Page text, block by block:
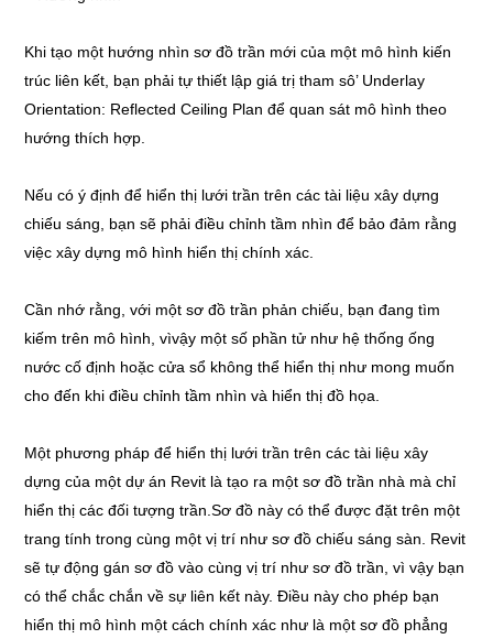
Khi tạo một hướng nhìn sơ đồ trần mới của một mô hình kiến
trúc liên kết, bạn phải tự thiết lập giá trị tham sô’ Underlay
Orientation: Reflected Ceiling Plan để quan sát mô hình theo
hướng thích hợp.
Nếu có ý định để hiển thị lưới trần trên các tài liệu xây dựng
chiếu sáng, bạn sẽ phải điều chỉnh tầm nhìn để bảo đảm rằng
việc xây dựng mô hình hiển thị chính xác.
Cần nhớ rằng, với một sơ đồ trần phản chiếu, bạn đang tìm
kiếm trên mô hình, vìvậy một số phần tử như hệ thống ống
nước cố định hoặc cửa sổ không thể hiển thị như mong muốn
cho đến khi điều chỉnh tầm nhìn và hiển thị đồ họa.
Một phương pháp để hiển thị lưới trần trên các tài liệu xây
dựng của một dự án Revit là tạo ra một sơ đồ trần nhà mà chỉ
hiển thị các đối tượng trần.Sơ đồ này có thể được đặt trên một
trang tính trong cùng một vị trí như sơ đồ chiếu sáng sàn. Revit
sẽ tự động gán sơ đồ vào cùng vị trí như sơ đồ trần, vì vậy bạn
có thể chắc chắn về sự liên kết này. Điều này cho phép bạn
hiển thị mô hình một cách chính xác như là một sơ đồ phẳng